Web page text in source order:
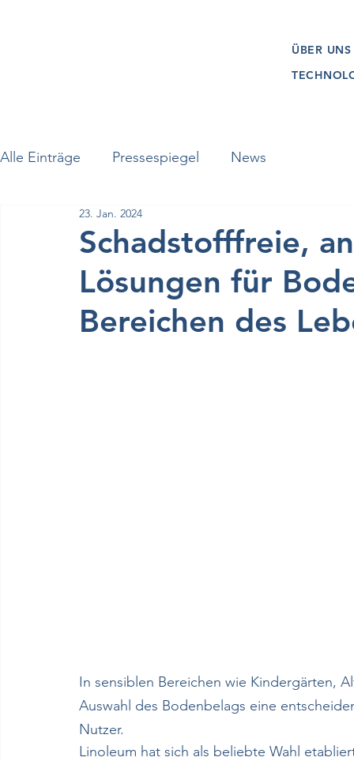
ÜBER UNS
Alle Einträge Pressespiegel News
Schadstofffreie,
Lösungen für
Bereichen des
23. Jan. 2024
In sensiblen Bereichen wie Kindergärten,
Auswahl des Bodenbelags eine
Nutzer.
Linoleum hat sich als beliebte Wahl